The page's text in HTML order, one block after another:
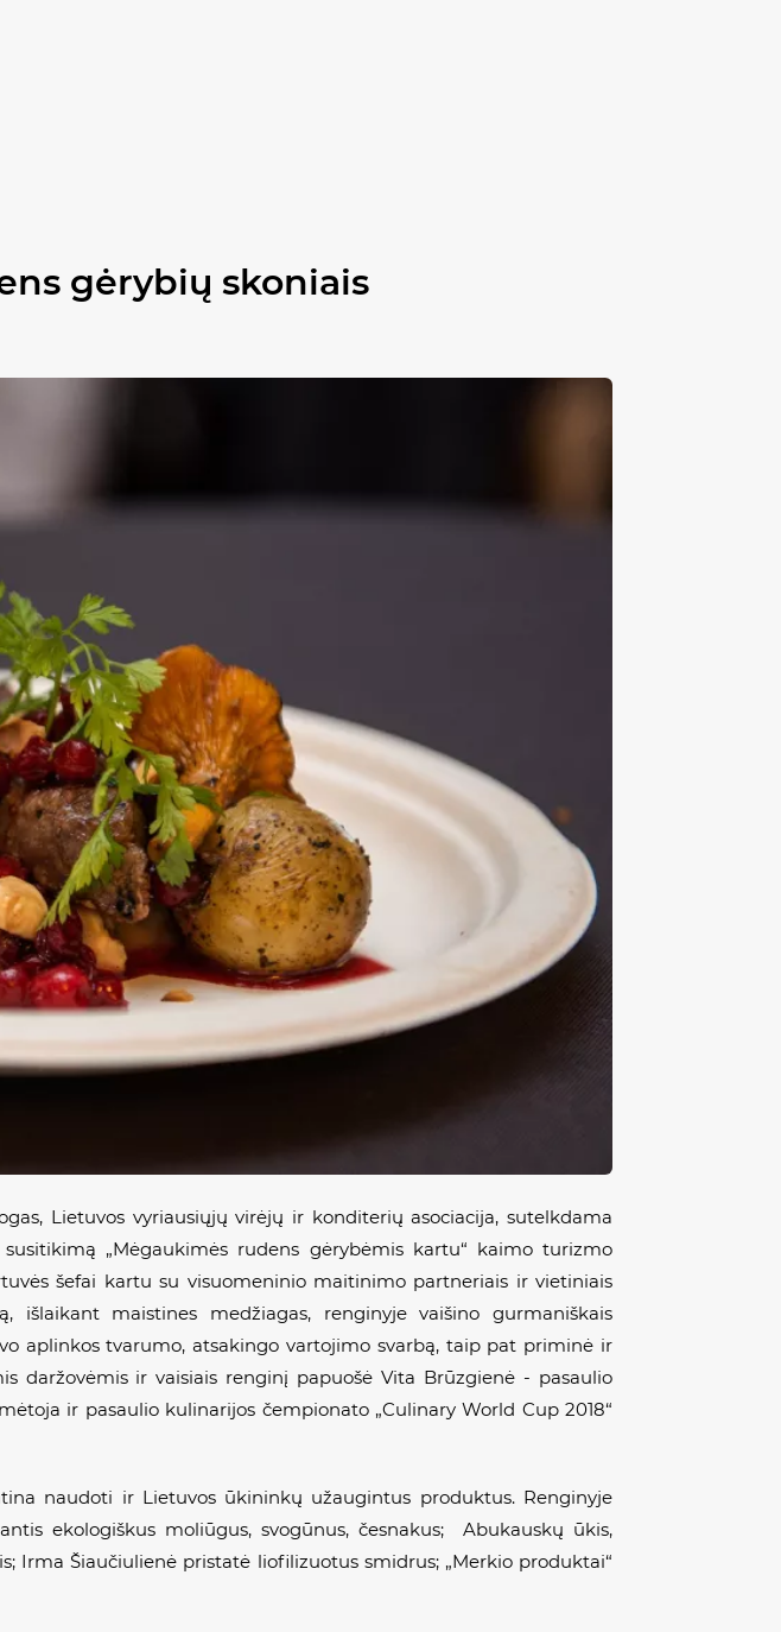
gėrybių skoniais
Lietuvos vyriausiųjų virėjų ir konditerių asociacija, sutelkdama
„Mėgaukimės rudens gėrybėmis kartu“ kaimo turizmo
šefai kartu su visuomeninio maitinimo partneriais ir vietiniais
maistines medžiagas, renginyje vaišino gurmaniškais
aplinkos tvarumo, atsakingo vartojimo svarbą, taip pat priminė ir
daržovėmis ir vaisiais renginį papuošė Vita Brūzgienė - pasaulio
ir pasaulio kulinarijos čempionato „Culinary World Cup 2018“
naudoti ir Lietuvos ūkininkų užaugintus produktus. Renginyje
ekologiškus moliūgus, svogūnus, česnakus; Abukauskų ūkis,
Irma Šiaučiulienė pristatė liofilizuotus smidrus; „Merkio produktai“